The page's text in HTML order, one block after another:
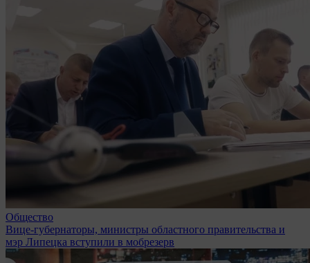
Общество
Вице-губернаторы, министры областного правительства и
мэр Липецка вступили в мобрезерв